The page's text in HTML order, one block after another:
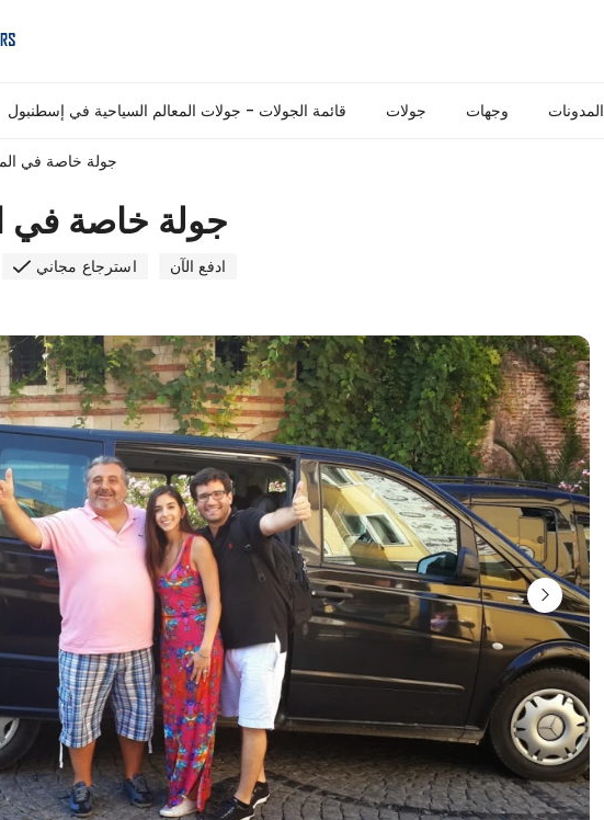
قائمة الجولات - جولات المعالم السياحية في إسطنبول جولات وجهات المدونات
جولة خاصة في
جولة خاصة في
استرجاع مجاني
ادفع الآن